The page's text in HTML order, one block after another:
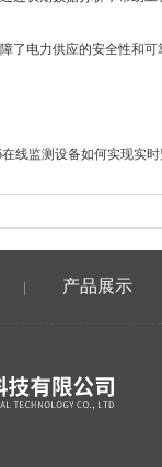
电力供应的安全性和可
在线监测设备如何实现实
产品展示